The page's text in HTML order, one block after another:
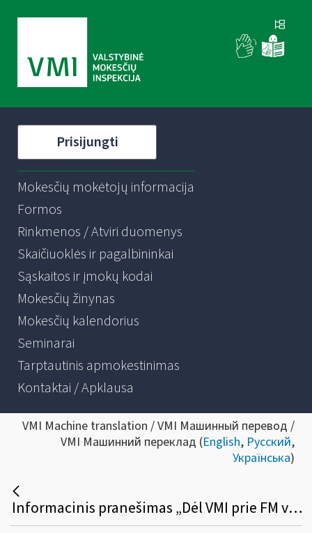
Prisijungti
Mokesčių mokėtojų informacija
Formos
Rinkmenos / Atviri duomenys
Skaičiuoklės ir pagalbininkai
Sąskaitos ir įmokų kodai
Mokesčių žinynas
Mokesčių kalendorius
Seminarai
Tarptautinis apmokestinimas
Kontaktai / Apklausa
VMI Machine translation / VMI Машинный перевод /
VMI Машинний переклад (English, Русский,
Українська)
Informacinis pranešimas „Dėl VMI prie FM viršininko įsakymo „Dėl Mokestinės nepriemokos ar baudos už administracinį nusižengimą mokėjimo atidėjimo ir (ar) išdėstymo taisyklių ir formų patvirtinimo“